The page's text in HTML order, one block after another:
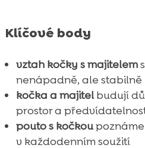
Závěr
FAQ
Klíčové body
vztah kočky s majitelem
nenápadně, ale stabilně
kočka a majitelbudují
prostor a
pouto s kočkou
v každodenním soužití